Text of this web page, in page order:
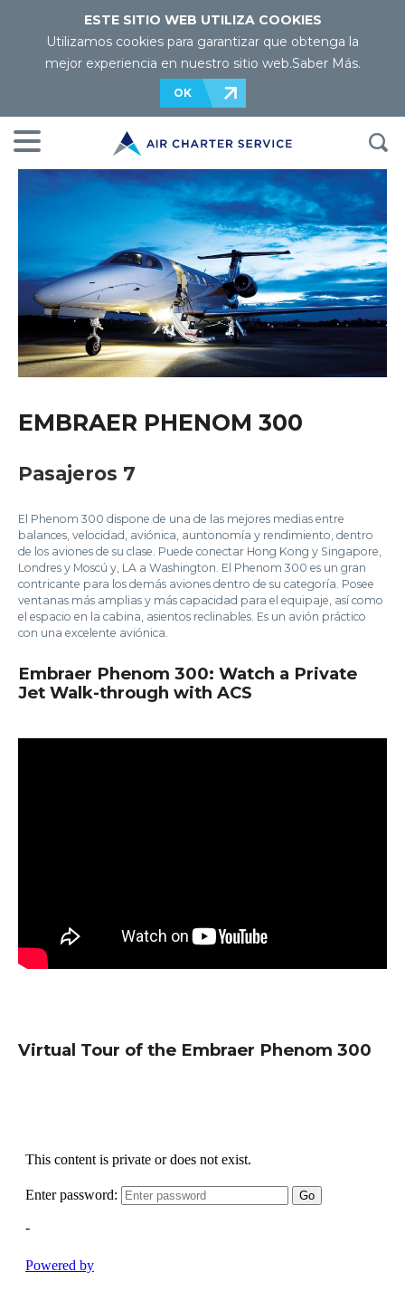
ESTE SITIO WEB UTILIZA COOKIES
Utilizamos cookies para garantizar que obtenga la
mejor experiencia en nuestro sitio web.Saber Más.
OK
EMBRAER PHENOM 300
Pasajeros 7
El Phenom 300 dispone de una de las mejores medias entre
balances, velocidad, aviónica, auntonomía y rendimiento, dentro
de los aviones de su clase. Puede conectar Hong Kong y Singapore,
Londres y Moscú y, LA a Washington. El Phenom 300 es un gran
contricante para los demás aviones dentro de su categoría. Posee
ventanas más amplias y más capacidad para el equipaje, así como
el espacio en la cabina, asientos reclinables. Es un avión práctico
con una excelente aviónica.
Embraer Phenom 300: Watch a Private
Jet Walk-through with ACS
Virtual Tour of the Embraer Phenom 300